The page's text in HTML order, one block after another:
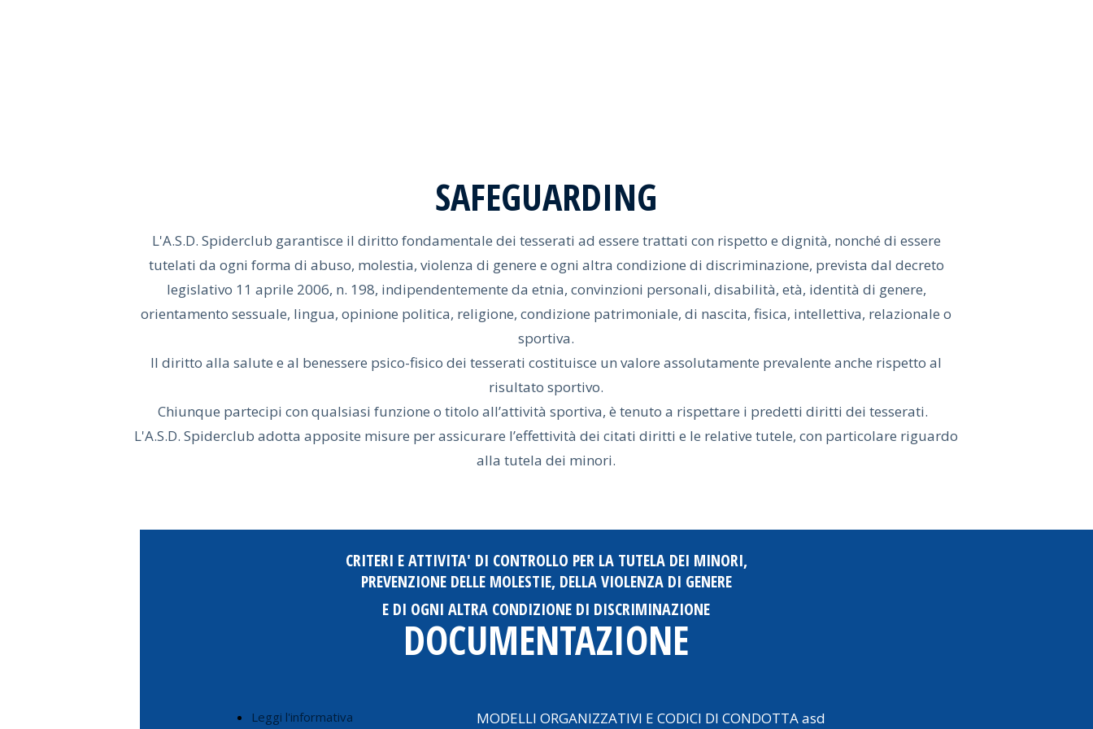
SAFEGUARDING
L'A.S.D. Spiderclub garantisce il diritto fondamentale dei tesserati ad essere trattati con rispetto e dignità, nonché di essere
tutelati da ogni forma di abuso, molestia, violenza di genere e ogni altra condizione di discriminazione, prevista dal decreto
legislativo 11 aprile 2006, n. 198, indipendentemente da etnia, convinzioni personali, disabilità, età, identità di genere,
orientamento sessuale, lingua, opinione politica, religione, condizione patrimoniale, di nascita, fisica, intellettiva, relazionale o
sportiva.
Il diritto alla salute e al benessere psico-fisico dei tesserati costituisce un valore assolutamente prevalente anche rispetto al
risultato sportivo.
Chiunque partecipi con qualsiasi funzione o titolo all’attività sportiva, è tenuto a rispettare i predetti diritti dei tesserati.
L'A.S.D. Spiderclub adotta apposite misure per assicurare l’effettività dei citati diritti e le relative tutele, con particolare riguardo
alla tutela dei minori.
CRITERI E ATTIVITA' DI CONTROLLO PER LA TUTELA DEI MINORI,
PREVENZIONE DELLE MOLESTIE, DELLA VIOLENZA DI GENERE
E DI OGNI ALTRA CONDIZIONE DI DISCRIMINAZIONE
DOCUMENTAZIONE
Leggi l'informativa MODELLI ORGANIZZATIVI E CODICI DI CONDOTTA asd